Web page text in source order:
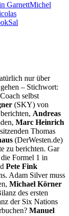
GarnettMichel
Sal
nur über
– Stichwort:
selbst
(SKY) von
Andreas
Marc Heinrich
Thomas
(DerWesten.de)
zu berichten. Gar
Formel 1 in
Pete Fink
Adam Silver muss
Michael Körner
des ersten
der Six Nations
Manuel